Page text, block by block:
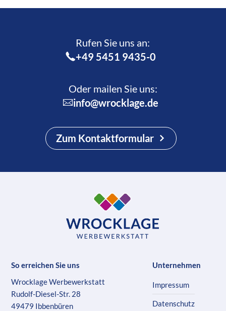
Rufen Sie uns an:­
+49 5451 9435-0
Oder mailen Sie uns:
info@wrocklage.de
Zum Kontaktformular
So erreichen Sie uns
Wrocklage Werbewerkstatt
Rudolf-Diesel-Str. 28
49479 Ibbenbüren
Unternehmen
Impressum
Datenschutz